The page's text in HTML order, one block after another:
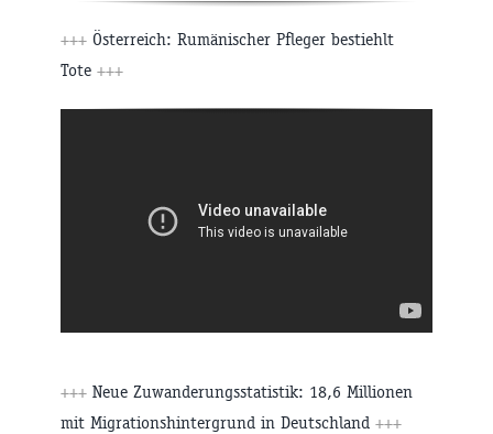
+++ Österreich: Rumänischer Pfleger bestiehlt
Tote +++
+++ Neue Zuwanderungsstatistik: 18,6 Millionen
mit Migrationshintergrund in Deutschland +++